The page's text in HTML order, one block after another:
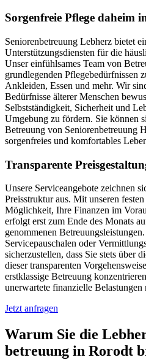
Sorgenfreie Pflege daheim
Seniorenbetreuung Lebherz bietet
Unterstützungsdiensten für die
Unser einfühlsames Team von
grundlegenden Pflegebedürfnissen
Ankleiden, Essen und mehr. Wir
Bedürfnisse älterer Menschen
Selbstständigkeit, Sicherheit und
Umgebung zu fördern. Sie können
Betreuung von Seniorenbetreuung
sorgenfreies und komfortables
Transparente
Unsere Serviceangebote zeichnen
Preisstruktur aus. Mit unseren
Möglichkeit, Ihre Finanzen im
erfolgt erst zum Ende des Monats
genommenen
Servicepauschalen oder
sicherzustellen, dass Sie stets über
dieser transparenten
erstklassige Betreuung
unerwartete finanzielle Belastungen
Jetzt anfragen
Warum Sie die
betreuung in Rorodt